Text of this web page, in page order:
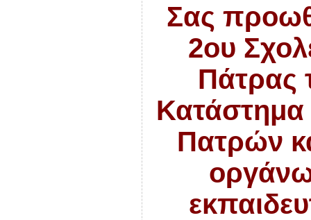
Σας
2ου
Πάτρας
Κατάστημα
Πατρών